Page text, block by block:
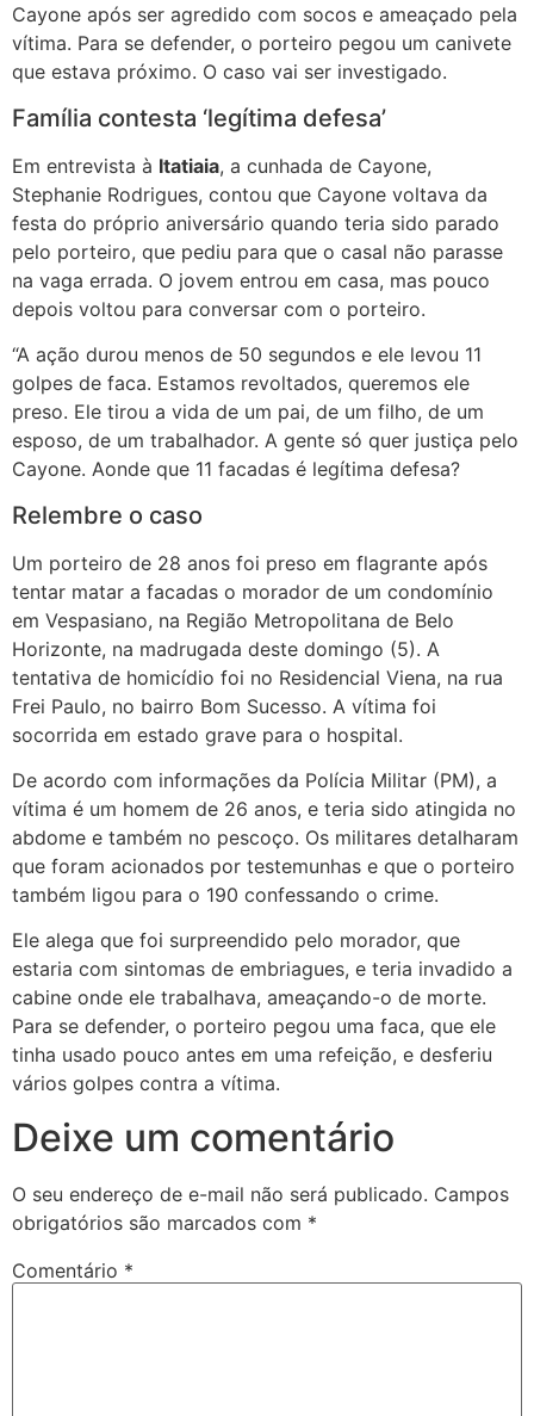
Cayone após ser agredido com socos e ameaçado pela
vítima. Para se defender, o porteiro pegou um canivete
que estava próximo. O caso vai ser investigado.
Família contesta ‘legítima defesa’
Em entrevista à Itatiaia, a cunhada de Cayone,
Stephanie Rodrigues, contou que Cayone voltava da
festa do próprio aniversário quando teria sido parado
pelo porteiro, que pediu para que o casal não parasse
na vaga errada. O jovem entrou em casa, mas pouco
depois voltou para conversar com o porteiro.
“A ação durou menos de 50 segundos e ele levou 11
golpes de faca. Estamos revoltados, queremos ele
preso. Ele tirou a vida de um pai, de um filho, de um
esposo, de um trabalhador. A gente só quer justiça pelo
Cayone. Aonde que 11 facadas é legítima defesa?
Relembre o caso
Um porteiro de 28 anos foi preso em flagrante após
tentar matar a facadas o morador de um condomínio
em Vespasiano, na Região Metropolitana de Belo
Horizonte, na madrugada deste domingo (5). A
tentativa de homicídio foi no Residencial Viena, na rua
Frei Paulo, no bairro Bom Sucesso. A vítima foi
socorrida em estado grave para o hospital.
De acordo com informações da Polícia Militar (PM), a
vítima é um homem de 26 anos, e teria sido atingida no
abdome e também no pescoço. Os militares detalharam
que foram acionados por testemunhas e que o porteiro
também ligou para o 190 confessando o crime.
Ele alega que foi surpreendido pelo morador, que
estaria com sintomas de embriagues, e teria invadido a
cabine onde ele trabalhava, ameaçando-o de morte.
Para se defender, o porteiro pegou uma faca, que ele
tinha usado pouco antes em uma refeição, e desferiu
vários golpes contra a vítima.
Deixe um comentário
O seu endereço de e-mail não será publicado. Campos
obrigatórios são marcados com *
Comentário *